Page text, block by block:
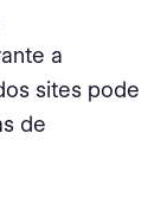
a
sites pode
de